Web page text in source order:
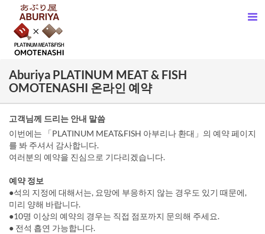
Aburiya PLATINUM MEAT & FISH
OMOTENASHI 온라인 예약
고객님께 드리는 안내 말씀
이번에는 「PLATINUM MEAT&FISH 아부리나 환대」의 예약 페이지
를 봐 주셔서 감사합니다.
여러분의 예약을 진심으로 기다리겠습니다.
예약 정보
●석의 지정에 대해서는, 요망에 부응하지 않는 경우도 있기 때문에,
미리 양해 바랍니다.
●10명 이상의 예약의 경우는 직접 점포까지 문의해 주세요.
● 전석 흡연 가능합니다.